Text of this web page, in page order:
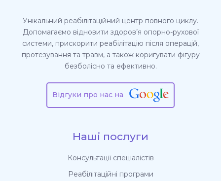
Унікальний реабілітаційний центр повного циклу.
Допомагаємо відновити здоров’я опорно-рухової
системи, прискорити реабілітацію після операцій,
протезування та травм, а також коригувати фігуру
безболісно та ефективно.
Відгуки про нас на
Наші послуги
Консультації спеціалістів
Реабілітаційні програми